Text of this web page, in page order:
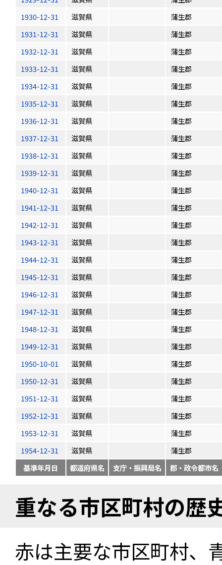
1930-12-31
滋賀県
蒲生郡
1931-12-31
滋賀県
蒲生郡
1932-12-31
滋賀県
蒲生郡
1933-12-31
滋賀県
蒲生郡
1934-12-31
滋賀県
蒲生郡
1935-12-31
滋賀県
蒲生郡
1936-12-31
滋賀県
蒲生郡
1937-12-31
滋賀県
蒲生郡
1938-12-31
滋賀県
蒲生郡
1939-12-31
滋賀県
蒲生郡
1940-12-31
滋賀県
蒲生郡
1941-12-31
滋賀県
蒲生郡
1942-12-31
滋賀県
蒲生郡
1943-12-31
滋賀県
蒲生郡
1944-12-31
滋賀県
蒲生郡
1945-12-31
滋賀県
蒲生郡
1946-12-31
滋賀県
蒲生郡
1947-12-31
滋賀県
蒲生郡
1948-12-31
滋賀県
蒲生郡
1949-12-31
滋賀県
蒲生郡
1950-10-01
滋賀県
蒲生郡
1950-12-31
滋賀県
蒲生郡
1951-12-31
滋賀県
蒲生郡
1952-12-31
滋賀県
蒲生郡
1953-12-31
滋賀県
蒲生郡
1954-12-31
滋賀県
蒲生郡
基準年月日
都道府県名 支庁・振興局名 郡・政令都市名
重なる市区町村の歴
赤は主要な市区町村、